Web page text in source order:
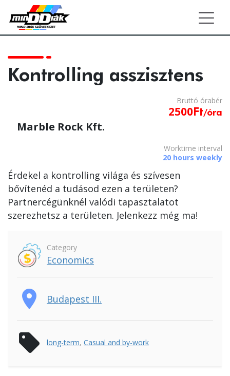
Kontrolling asszisztens
Bruttó órabér
2500 Ft/óra
Marble Rock Kft.
Worktime interval
20 hours weekly
Érdekel a kontrolling világa és szívesen
bővítenéd a tudásod ezen a területen?
Partnercégünknél valódi tapasztalatot
szerezhetsz a területen. Jelenkezz még ma!
Category
Economics
place Budapest III.
sell long-term, Casual and by-work